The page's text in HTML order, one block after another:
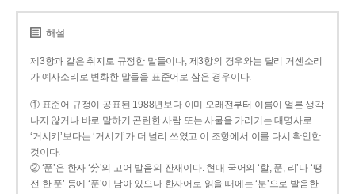
해설
제3항과 같은 취지로 규정한 말들이나, 제3항의 경우와는 달리 거센소리
가 예사소리로 변화한 말들을 표준어로 삼은 경우이다.
① 표준어 규정이 공표된 1988년보다 이미 오래전부터 이름이 얼른 생각
나지 않거나 바로 말하기 곤란한 사람 또는 사물을 가리키는 대명사로
‘거시키’보다는 ‘거시기’가 더 널리 쓰였고 이 조항에서 이를 다시 확인한
것이다.
② ‘푼’은 한자 ‘分’의 고어 발음의 잔재이다. 현대 국어의 ‘할, 푼, 리’나 ‘땡
전 한 푼’ 등에 ‘푼’이 남아 있으나 한자어로 읽을 때에는 ‘분’으로 발음한